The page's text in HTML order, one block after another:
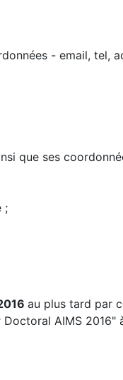
- email, tel,
que ses
;
au plus tard par
AIMS 2016"